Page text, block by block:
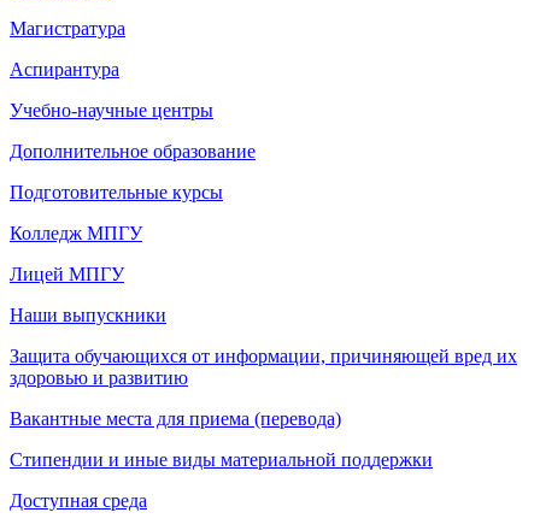
Магистратура
Аспирантура
Учебно-научные центры
Дополнительное образование
Подготовительные курсы
Колледж МПГУ
Лицей МПГУ
Наши выпускники
Защита обучающихся от информации, причиняющей вред их
здоровью и развитию
Вакантные места для приема (перевода)
Стипендии и иные виды материальной поддержки
Доступная среда